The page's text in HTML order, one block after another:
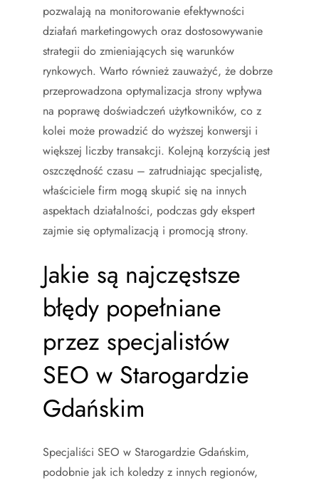
pozwalają na monitorowanie efektywności
działań marketingowych oraz dostosowywanie
strategii do zmieniających się warunków
rynkowych. Warto również zauważyć, że dobrze
przeprowadzona optymalizacja strony wpływa
na poprawę doświadczeń użytkowników, co z
kolei może prowadzić do wyższej konwersji i
większej liczby transakcji. Kolejną korzyścią jest
oszczędność czasu – zatrudniając specjalistę,
właściciele firm mogą skupić się na innych
aspektach działalności, podczas gdy ekspert
zajmie się optymalizacją i promocją strony.
Jakie są najczęstsze
błędy popełniane
przez specjalistów
SEO w Starogardzie
Gdańskim
Specjaliści SEO w Starogardzie Gdańskim,
podobnie jak ich koledzy z innych regionów,